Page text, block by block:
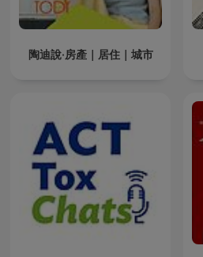
陶迪說·房產｜居住｜城市